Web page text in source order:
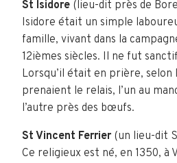
St Isidore (lieu-dit près de
Isidore était un simple
famille, vivant dans la
12ièmes siècles. Il ne fut
Lorsqu’il était en prière, selon
prenaient le relais, l’un au
l’autre près des bœufs.
St Vincent Ferrier (un lieu-dit
Ce religieux est né, en 1350, à